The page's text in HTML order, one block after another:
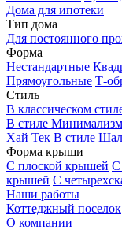
Дома для ипотеки
Тип дома
Для постоянного
Форма
Нестандартные
Прямоугольные Т-
Стиль
В классическом
В стиле Минимализм
Хай Тек В стиле
Форма крыши
С плоской крышей С
крышей С
Наши работы
Коттеджный поселок
О компании